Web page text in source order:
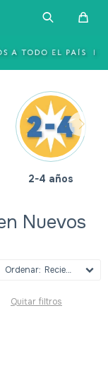
2-4 años
Nuevos
Recientes
Quitar filtros